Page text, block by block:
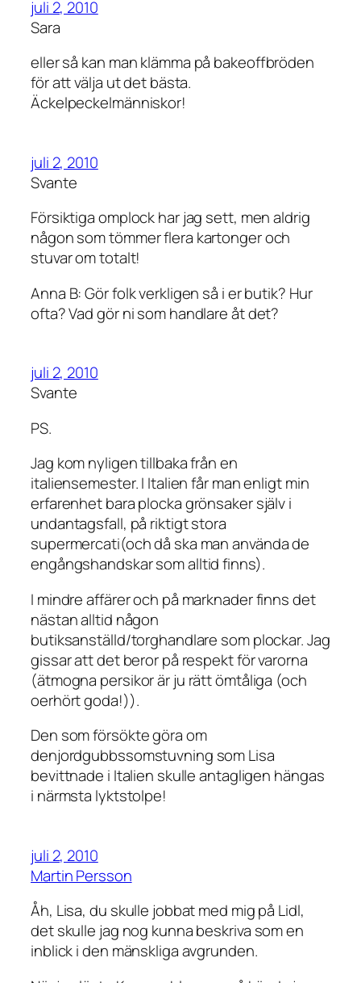
juli 2, 2010
Sara
eller så kan man klämma på bakeoffbröden
för att välja ut det bästa.
Äckelpeckelmänniskor!
juli 2, 2010
Svante
Försiktiga omplock har jag sett, men aldrig
någon som tömmer flera kartonger och
stuvar om totalt!
Anna B: Gör folk verkligen så i er butik? Hur
ofta? Vad gör ni som handlare åt det?
juli 2, 2010
Svante
PS.
Jag kom nyligen tillbaka från en
italiensemester. I Italien får man enligt min
erfarenhet bara plocka grönsaker själv i
undantagsfall, på riktigt stora
supermercati(och då ska man använda de
engångshandskar som alltid finns).
I mindre affärer och på marknader finns det
nästan alltid någon
butiksanställd/torghandlare som plockar. Jag
gissar att det beror på respekt för varorna
(ätmogna persikor är ju rätt ömtåliga (och
oerhört goda!)).
Den som försökte göra om
denjordgubbssomstuvning som Lisa
bevittnade i Italien skulle antagligen hängas
i närmsta lyktstolpe!
juli 2, 2010
Martin Persson
Åh, Lisa, du skulle jobbat med mig på Lidl,
det skulle jag nog kunna beskriva som en
inblick i den mänskliga avgrunden.